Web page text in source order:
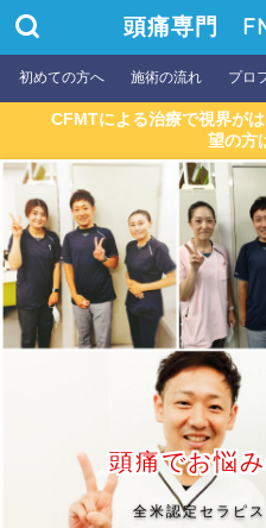
頭痛専門
初めての方へ 施術の流れ プロ
CFMTによる治療で視界が
望の方
頭痛でお悩
全米認定セラピ